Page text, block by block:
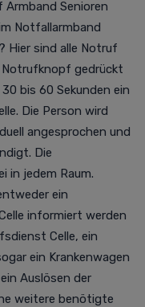
Armband Senioren
Notfallarmband
Hier sind alle Notruf
Notrufknopf gedrückt
bis 60 Sekunden ein
Die Person wird
angesprochen und
Die
in jedem Raum.
ein
informiert werden
Celle, ein
ein Krankenwagen
Auslösen der
weitere benötigte